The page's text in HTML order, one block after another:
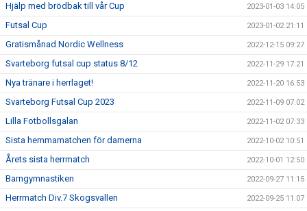
Hjälp med brödbak till vår Cup 2023-01-03 14:05
Futsal Cup 2023-01-02 21:11
Gratismånad Nordic Wellness 2022-12-15 09:27
Svarteborg futsal cup status 8/12 2022-11-29 17:21
Nya tränare i herrlaget! 2022-11-20 16:53
Svarteborg Futsal Cup 2023 2022-11-09 07:02
Lilla Fotbollsgalan 2022-11-02 07:33
Sista hemmamatchen för damerna 2022-10-02 10:51
Årets sista herrmatch 2022-10-01 12:50
Barngymnastiken 2022-09-27 11:15
Herrmatch Div.7 Skogsvallen 2022-09-25 11:07